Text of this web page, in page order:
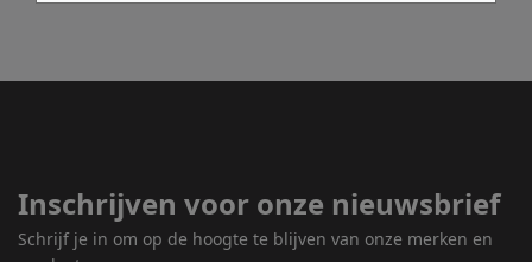
Inschrijven voor onze nieuwsbrief
Schrijf je in om op de hoogte te blijven van onze merken en